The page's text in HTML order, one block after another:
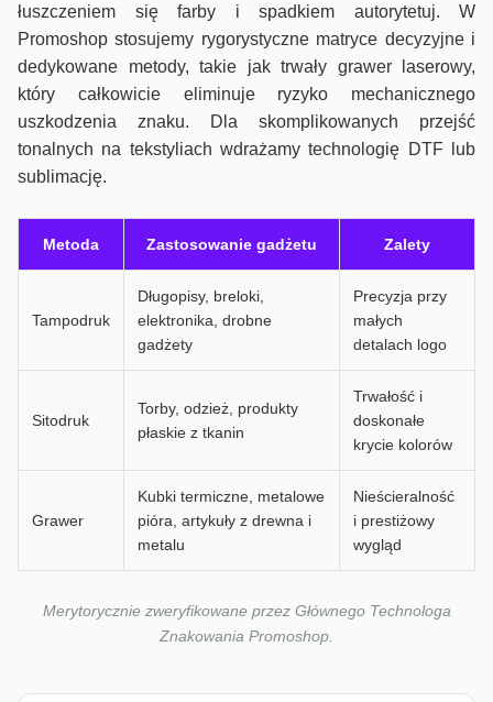
łuszczeniem się farby i spadkiem autorytetuj. W
Promoshop stosujemy rygorystyczne matryce decyzyjne i
dedykowane metody, takie jak trwały grawer laserowy,
który całkowicie eliminuje ryzyko mechanicznego
uszkodzenia znaku. Dla skomplikowanych przejść
tonalnych na tekstyliach wdrażamy technologię DTF lub
sublimację.
Metoda Zastosowanie gadżetu Zalety
Tampodruk
Długopisy, breloki,
elektronika, drobne
gadżety
Precyzja przy
małych
detalach logo
Sitodruk
Torby, odzież, produkty
płaskie z tkanin
Trwałość i
doskonałe
krycie kolorów
Grawer
Kubki termiczne, metalowe
pióra, artykuły z drewna i
metalu
Nieścieralność
i prestiżowy
wygląd
Merytorycznie zweryfikowane przez Głównego Technologa
Znakowania Promoshop.